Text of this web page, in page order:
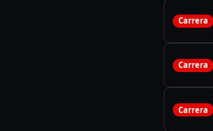
Carrera
Carrera
Carrera